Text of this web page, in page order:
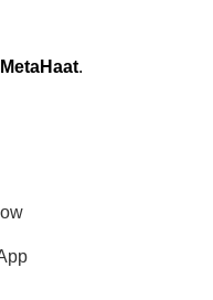
MetaHaat.